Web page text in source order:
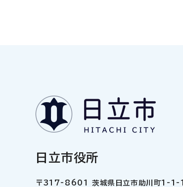
日立市役所
〒317-8601 茨城県日立市助川町1-1-1